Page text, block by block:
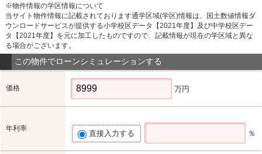
※物件情報の学区情報について
当サイト物件情報に記載されております通学区域(学区)情報は、国土数値情報ダ
ウンロードサービスが提供する小学校区データ【2021年度】及び中学校区デー
タ【2021年度】を元に加工したものですので、記載情報が現在の学区域と異な
る場合がございます。
この物件でローンシミュレーションする
価格 万円
年利率
直接入力する ％